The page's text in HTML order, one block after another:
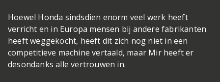
Hoewel Honda sindsdien enorm veel werk heeft
verricht en in Europa mensen bij andere fabrikanten
heeft weggekocht, heeft dit zich nog niet in een
competitieve machine vertaald, maar Mir heeft er
desondanks alle vertrouwen in.